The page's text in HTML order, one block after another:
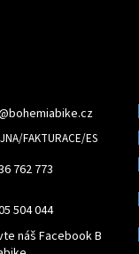
bohemiabike.cz
762 773
504 044
náš Facebook B